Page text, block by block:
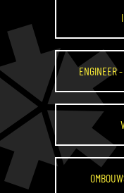
ENGINEER